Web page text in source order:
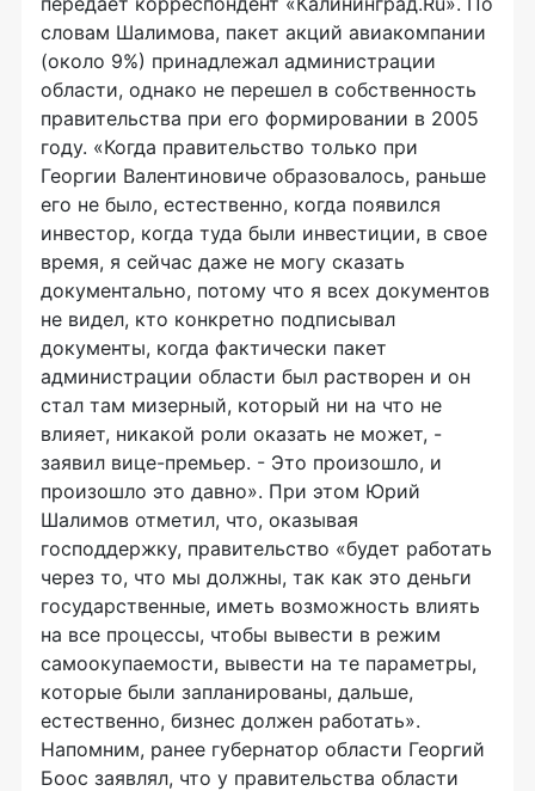
словам Шалимова, пакет акций авиакомпании
(около 9%) принадлежал администрации
области, однако не перешел в собственность
правительства при его формировании в 2005
году. «Когда правительство только при
Георгии Валентиновиче образовалось, раньше
его не было, естественно, когда появился
инвестор, когда туда были инвестиции, в свое
время, я сейчас даже не могу сказать
документально, потому что я всех документов
не видел, кто конкретно подписывал
документы, когда фактически пакет
администрации области был растворен и он
стал там мизерный, который ни на что не
влияет, никакой роли оказать не может, -
заявил вице-премьер. - Это произошло, и
произошло это давно». При этом Юрий
Шалимов отметил, что, оказывая
господдержку, правительство «будет работать
через то, что мы должны, так как это деньги
государственные, иметь возможность влиять
на все процессы, чтобы вывести в режим
самоокупаемости, вывести на те параметры,
которые были запланированы, дальше,
естественно, бизнес должен работать».
Напомним, ранее губернатор области Георгий
Боос заявлял, что у правительства области